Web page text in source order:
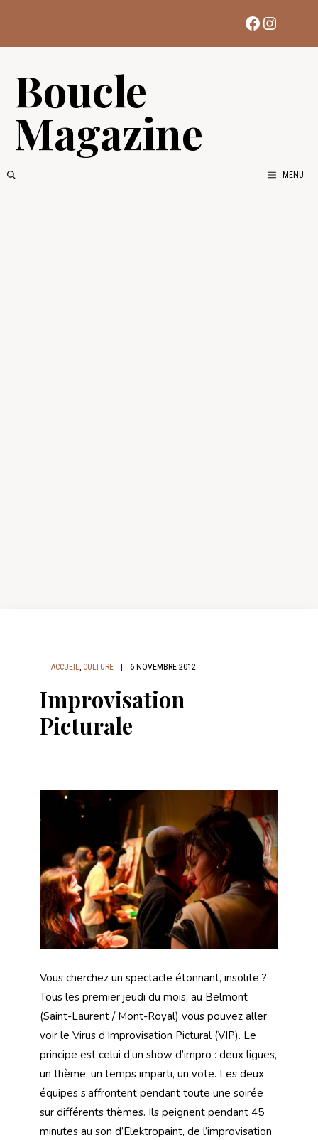
contenu
Facebook
Boucle
Magazine
MENU
ACCUEIL, CULTURE 6 NOVEMBRE 2012
Improvisation
Picturale
Vous cherchez un spectacle étonnant, insolite ?
Tous les premier jeudi du mois, au Belmont
(Saint-Laurent / Mont-Royal) vous pouvez aller
voir le Virus d’Improvisation Pictural (VIP). Le
principe est celui d’un show d’impro : deux ligues,
un thème, un temps imparti, un vote. Les deux
équipes s’affrontent pendant toute une soirée
sur différents thèmes. Ils peignent pendant 45
minutes au son d’Elektropaint, de l’improvisation